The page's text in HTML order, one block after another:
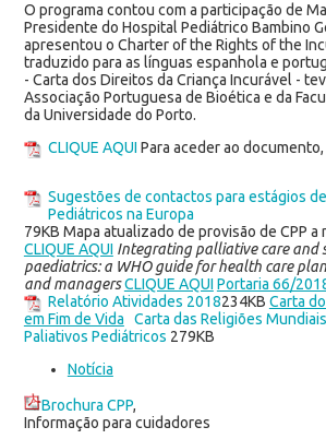
O programa contou com a participação de
Presidente do Hospital Pediátrico Bambino
apresentou o Charter of the Rights of the
traduzido para as línguas espanhola e
- Carta dos Direitos da Criança Incurável -
Associação Portuguesa de Bioética e da
da Universidade do Porto.
Para aceder ao documento,
CLIQUE AQUI
Sugestões de contactos para estágios
Pediátricos na Europa
79KB Mapa atualizado de provisão de CPP a
CLIQUE AQUI Integrating palliative care and
paediatrics: a WHO guide for health care
and managersCLIQUE AQUIPortaria 66/
Relatório Atividades 2018234KB Carta
em Fim de Vida
Carta das Religiões
Paliativos Pediátricos 279KB
Notícia
Brochura CPP,
Informação para cuidadores